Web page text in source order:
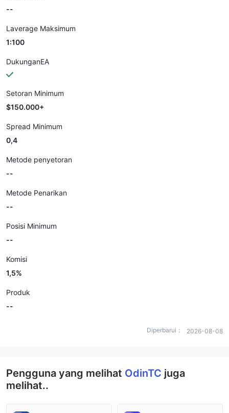
--
Laverage Maksimum
1:100
DukunganEA
Setoran Minimum
$150.000+
Spread Minimum
0,4
Metode penyetoran
--
Metode Penarikan
--
Posisi Minimum
--
Komisi
1,5%
Produk
--
Diperbarui： 2026-08-08
Pengguna yang melihat OdinTC juga
melihat..